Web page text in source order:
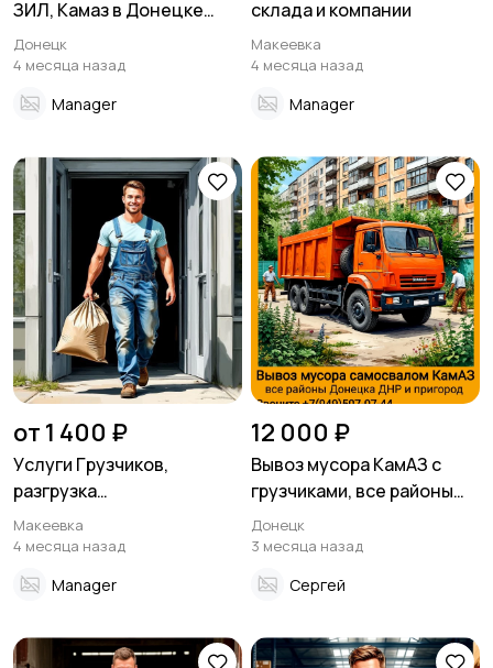
ЗИЛ, Камаз в Донецке
Макеевке ДНР
Донецк
4 месяца назад
Manager
склада и компании
Макеевка
4 месяца назад
Manager
от 1 400 ₽
Уcлуги Гpузчиков,
pазгрузка
стpоймaтеpиалoв,
мебели, подъём на этажи.
Макеевка
4 месяца назад
Manager
12 000 ₽
Вывоз мусора КамАЗ с
грузчиками, все районы
Донецка ДНР
Донецк
3 месяца назад
Сергей